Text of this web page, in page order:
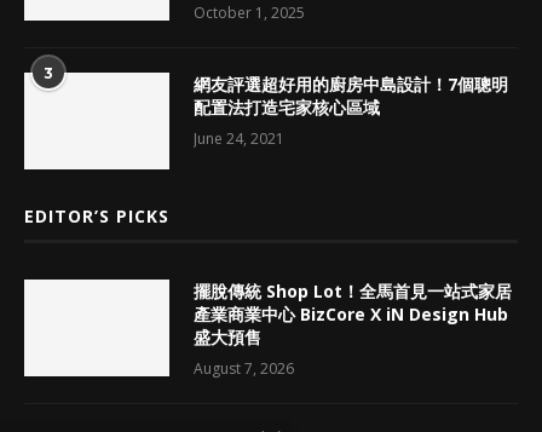
October 1, 2025
3
網友評選超好用的廚房中島設計！7個聰明
配置法打造宅家核心區域
June 24, 2021
EDITOR’S PICKS
擺脫傳統 Shop Lot！全馬首見一站式家居
產業商業中心 BizCore X iN Design Hub
盛大預售
August 7, 2026